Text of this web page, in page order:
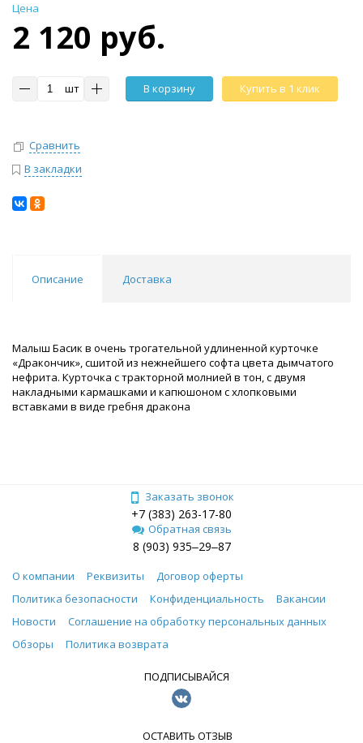
Цена
2 120 руб.
шт В корзину Купить в 1 клик
Сравнить
В закладки
Описание Доставка
Малыш Басик в очень трогательной удлиненной курточке
«Дракончик», сшитой из нежнейшего софта цвета дымчатого
нефрита. Курточка с тракторной молнией в тон, с двумя
накладными кармашками и капюшоном с хлопковыми
вставками в виде гребня дракона
Заказать звонок
+7 (383) 263-17-80
Обратная связь
8 (903) 935‒29‒87
О компании Реквизиты
Договор оферты
Политика безопасности
Конфиденциальность
Вакансии
Новости
Соглашение на обработку персональных данных
Обзоры
Политика возврата
ПОДПИСЫВАЙСЯ
ОСТАВИТЬ ОТЗЫВ